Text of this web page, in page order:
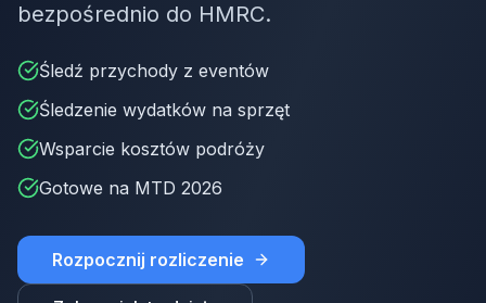
bezpośrednio do HMRC.
Śledź przychody z eventów
Śledzenie wydatków na sprzęt
Wsparcie kosztów podróży
Gotowe na MTD 2026
Rozpocznij rozliczenie